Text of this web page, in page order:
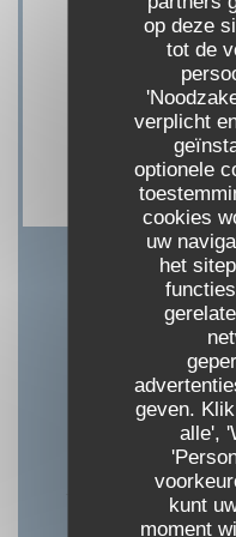
op deze
tot de
verplicht
optionele
cookies
uw
het
geven.
alle',
kunt
moment
Apple Pay,
Mastercard,